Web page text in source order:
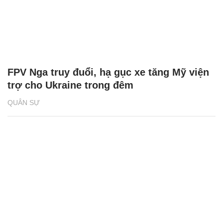
QUÂN SỰ
FPV Nga truy đuổi, hạ gục xe tăng Mỹ viện
trợ cho Ukraine trong đêm